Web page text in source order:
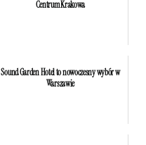
Centrum Krakowa
Sound Garden Hotel to nowoczesny wybór w
Warszawie